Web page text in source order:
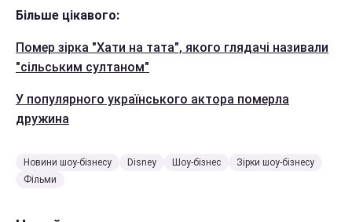
Більше цікавого:
Помер зірка "Хати на тата", якого глядачі називали
"сільським султаном"
У популярного українського актора померла
дружина
Новини шоу-бізнесу Disney Шоу-бізнес
Зірки шоу-бізнесу
Фільми